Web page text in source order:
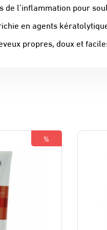
de l’inflammation pour
en agents
propres, doux et
%